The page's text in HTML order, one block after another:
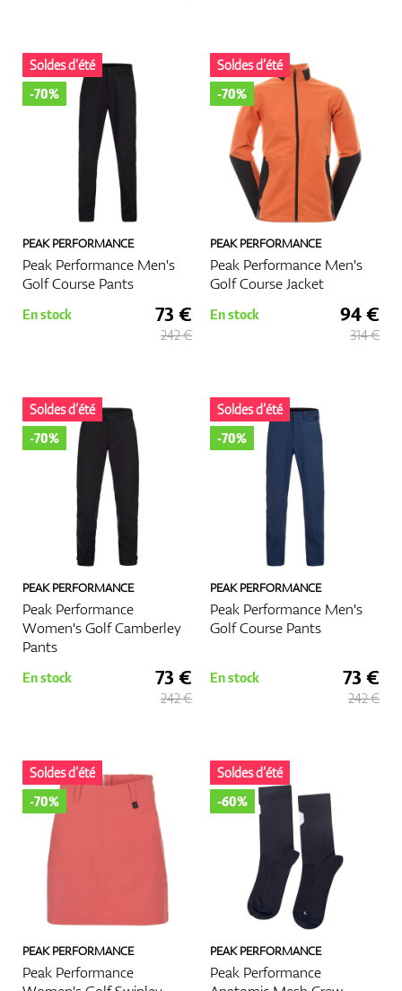
PEAK PERFORMANCE
Peak Performance Men's
Golf Course Pants
Soldes d’été
-70%
En stock 73 €
242 €
PEAK PERFORMANCE
Peak Performance Men's
Golf Course Jacket
Soldes d’été
-70%
En stock 94 €
314 €
PEAK PERFORMANCE
Peak Performance
Women's Golf Camberley
Pants
Soldes d’été
-70%
En stock 73 €
242 €
PEAK PERFORMANCE
Peak Performance Men's
Golf Course Pants
Soldes d’été
-70%
En stock 73 €
242 €
PEAK PERFORMANCE
Peak Performance
Soldes d’été
-70%
PEAK PERFORMANCE
Peak Performance
Soldes d’été
-60%